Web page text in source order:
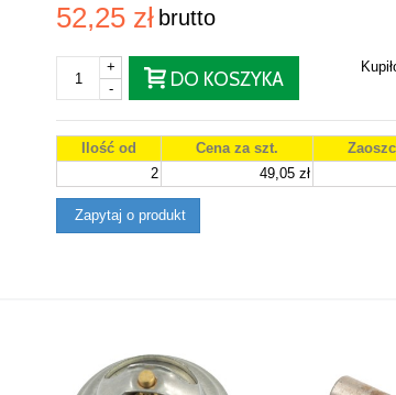
52,25 zł brutto
-
+
DO KOSZYKA
Ilość od Cena za szt.
2
49,05 zł
Zapytaj o produkt